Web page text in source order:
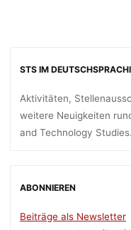
STS IM
Aktivitäten,
weitere Neuigkeiten
and Technology Studies.
ABONNIEREN
Beiträge als Newsletter